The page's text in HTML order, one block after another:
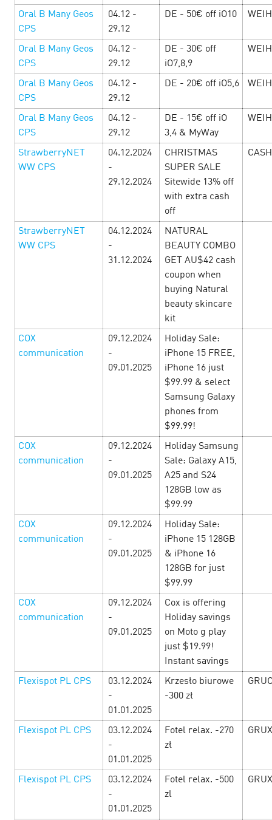
День Святого Валентина в Cityads —
Праздник любви и выгодных e-
10 February’25
С 10 по 16 февраля окунитесь в любовь с головой!
Привлекательные офферы с повышенными ставками, в
которые невозможно не влюбиться, промокоды и акции,
от которых невозможно отказаться — смотрит…
Cyber Monday — неделя
нечеловеческой выгоды!24 January’25
С 24 по 31 января в Cityads кибератака прибыльных
условий — прибыльные офферы, промокоды и акции от
рекламодателей и другие уникальные предложения.
Смотрите специальную подборку офферов и зара…
Oral B Many Geos
CPS
04.12 -
29.12
DE - 50€ off iO10
Oral B Many Geos
CPS
04.12 -
29.12
DE - 30€ off
iO7,8,9
Oral B Many Geos
CPS
04.12 -
29.12
DE - 20€ off iO5,6
Oral B Many Geos
CPS
04.12 -
29.12
DE - 15€ off iO
3,4 & MyWay
StrawberryNET
WW СPS
04.12.2024
-
29.12.2024
CHRISTMAS
SUPER SALE
Sitewide 13% off
with extra cash
off
StrawberryNET
WW СPS
04.12.2024
-
31.12.2024
NATURAL
BEAUTY COMBO
GET AU$42 cash
coupon when
buying Natural
beauty skincare
kit
COX
communication
09.12.2024
-
09.01.2025
Holiday Sale:
iPhone 15 FREE,
iPhone 16 just
$99.99 & select
Samsung Galaxy
phones from
$99.99!
COX
communication
09.12.2024
-
09.01.2025
Holiday Samsung
Sale: Galaxy A15,
A25 and S24
128GB low as
$99.99
COX
communication
09.12.2024
-
09.01.2025
Holiday Sale:
iPhone 15 128GB
& iPhone 16
128GB for just
$99.99
COX
communication
09.12.2024
-
09.01.2025
Cox is offering
Holiday savings
on Moto g play
just $19.99!
Instant savings
Flexispot PL CPS
03.12.2024
-
01.01.2025
Krzesło biurowe
-300 zł
Flexispot PL CPS
03.12.2024
-
01.01.2025
Fotel relax. -270
zł
Flexispot PL CPS
03.12.2024
-
01.01.2025
Fotel relax. -500
zl